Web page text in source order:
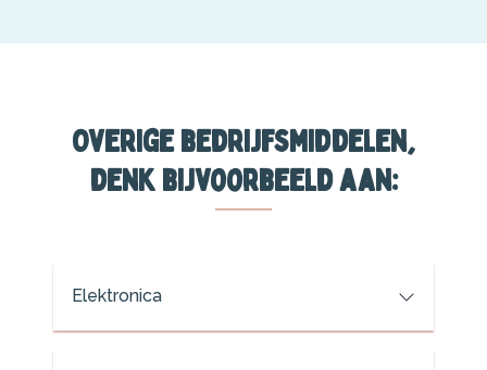
Overige bedrijfsmiddelen,
denk bijvoorbeeld aan:
Elektronica